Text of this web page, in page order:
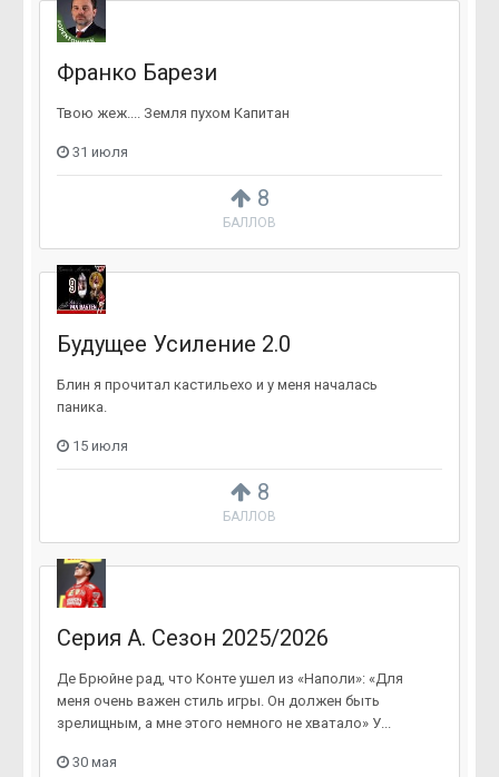
8
БАЛЛОВ
Франко Барези
Твою жеж.... Земля пухом Капитан
31 июля
8
БАЛЛОВ
Будущее Усиление 2.0
Блин я прочитал кастильехо и у меня началась
паника.
15 июля
Серия А. Сезон 2025/2026
Де Брюйне рад, что Конте ушел из «Наполи»: «Для
меня очень важен стиль игры. Он должен быть
зрелищным, а мне этого немного не хватало» У...
30 мая